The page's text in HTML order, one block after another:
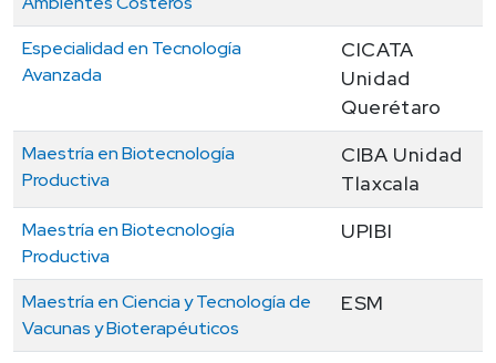
Especialidad en Tecnología
Avanzada
CICATA
Unidad
Querétaro
Maestría en Biotecnología
Productiva
CIBA Unidad
Tlaxcala
Maestría en Biotecnología
Productiva
UPIBI
Maestría en Ciencia y Tecnología de
Vacunas y Bioterapéuticos
ESM